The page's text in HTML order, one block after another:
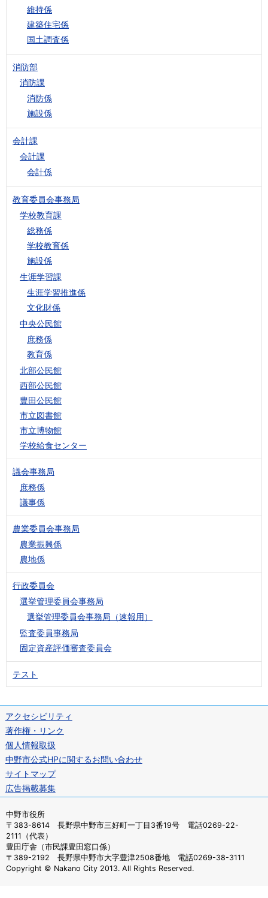
維持係
建築住宅係
国土調査係
消防部
消防課
消防係
施設係
会計課
会計課
会計係
教育委員会事務局
学校教育課
総務係
学校教育係
施設係
生涯学習課
生涯学習推進係
文化財係
中央公民館
庶務係
教育係
北部公民館
西部公民館
豊田公民館
市立図書館
市立博物館
学校給食センター
議会事務局
庶務係
議事係
農業委員会事務局
農業振興係
農地係
行政委員会
選挙管理委員会事務局
選挙管理委員会事務局（速報用）
監査委員事務局
固定資産評価審査委員会
テスト
アクセシビリティ
著作権・リンク
個人情報取扱
中野市公式HPに関するお問い合わせ
サイトマップ
広告掲載募集
中野市役所
〒383-8614 長野県中野市三好町一丁目3番19号 電話0269-22-
2111（代表）
豊田庁舎（市民課豊田窓口係）
〒389-2192 長野県中野市大字豊津2508番地 電話0269-38-3111
Copyright © Nakano City 2013. All Rights Reserved.